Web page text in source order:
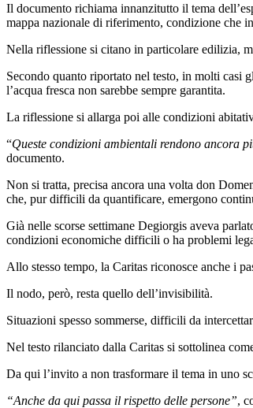
Il documento richiama innanzitutto il tema
mappa nazionale di riferimento, condizione che
Nella riflessione si citano in particolare edilizia,
Secondo quanto riportato nel testo, in molti casi
l’acqua fresca non sarebbe sempre garantita.
La riflessione si allarga poi alle condizioni
“Queste condizioni ambientali rendono ancora
documento.
Non si tratta, precisa ancora una volta don
che, pur difficili da quantificare, emergono
Già nelle scorse settimane Degiorgis aveva
condizioni economiche difficili o ha problemi
Allo stesso tempo, la Caritas riconosce anche i
Il nodo, però, resta quello dell’invisibilità.
Situazioni spesso sommerse, difficili da
Nel testo rilanciato dalla Caritas si sottolinea
Da qui l’invito a non trasformare il tema in uno
“Anche da qui passa il rispetto delle persone”,